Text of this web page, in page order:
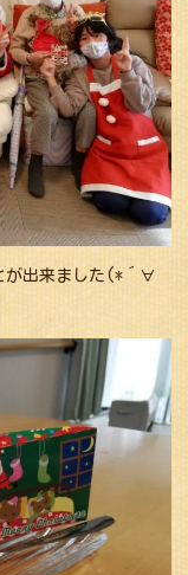
が出来ました(*´∀